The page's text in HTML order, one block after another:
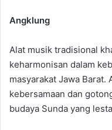
Angklung
Alat musik tradisional
keharmonisan dalam
masyarakat Jawa
kebersamaan dan
budaya Sunda yang